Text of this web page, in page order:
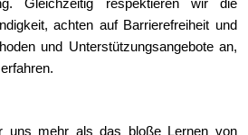
Gleichzeitig respektieren wir die
achten auf Barrierefreiheit und
und Unterstützungsangebote an,
uns mehr als das bloße Lernen von